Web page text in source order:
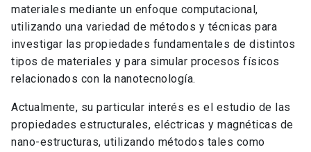
materiales mediante un enfoque computacional,
utilizando una variedad de métodos y técnicas para
investigar las propiedades fundamentales de distintos
tipos de materiales y para simular procesos físicos
relacionados con la nanotecnología.
Actualmente, su particular interés es el estudio de las
propiedades estructurales, eléctricas y magnéticas de
nano-estructuras, utilizando métodos tales como